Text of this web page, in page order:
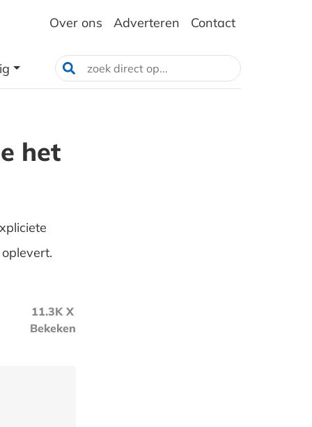
Over ons Adverteren Contact
het
11.3K X
Bekeken